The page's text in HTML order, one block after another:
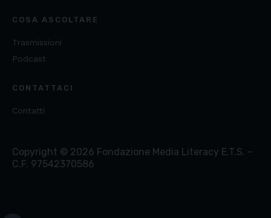
COSA ASCOLTARE
Trasmissioni
Podcast
CONTATTACI
Contatti
Copyright © 2026 Fondazione Media Literacy E.T.S. -
C.F. 97542370586